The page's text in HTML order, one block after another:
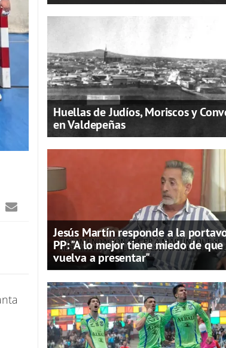
Huellas de Judíos, Moriscos y
en Valdepeñas
Jesús Martín responde a la
PP: "A lo mejor tiene miedo de
vuelva a presentar"